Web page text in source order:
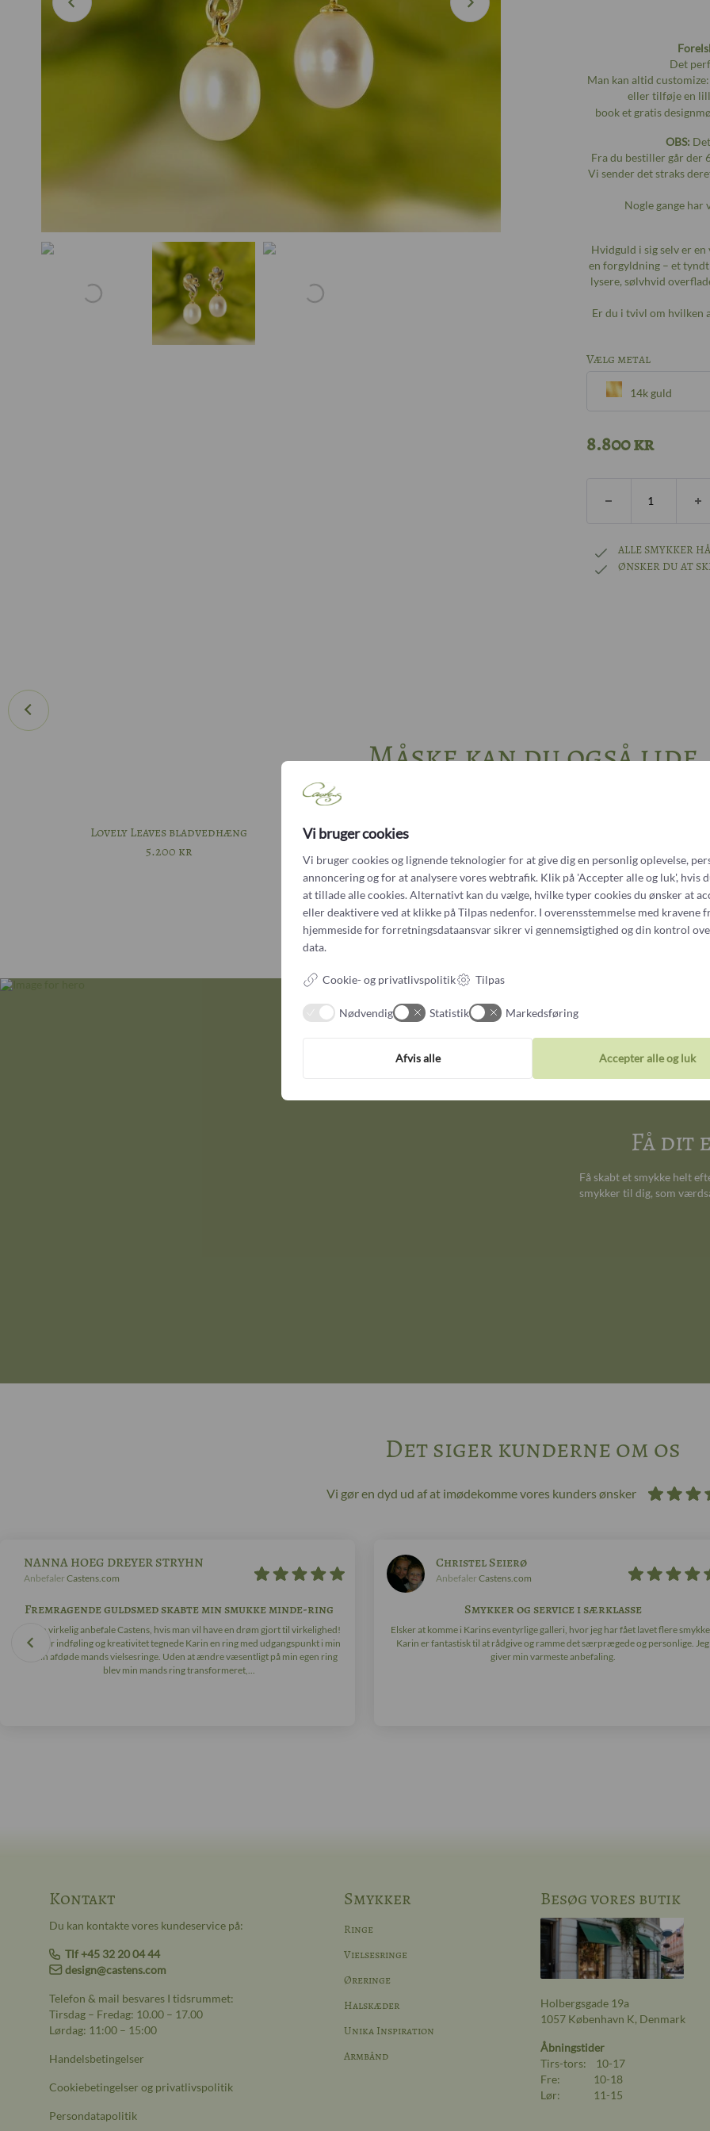
Det
Man kan altid
eller tilføje en
book et gratis
OBS:
Fra du bestiller går der
Vi sender det straks
Nogle gange har
Hvidguld i sig selv er
en forgyldning – et
lysere, sølvhvid
Er du i tvivl om hvilken
Vælg metal
18k guld
Andet?Other?Book
14k guld
8.800kr
ALLE SMYKKER
ØNSKER DU AT
Måske kan du også lide
Lovely Leaves bladvedhæng
5.200 kr
Udsolgt
Venus stor rund perlering
Få dit
Få skabt et smykke helt
smykker til dig, som
Det siger kunderne om os
Vi gør en dyd ud af at imødekomme vores kunders ønsker
NANNA HOEG DREYER STRYHN
Anbefaler Castens.com
Fremragende guldsmed skabte min smukke minde-ring
Jeg kan virkelig anbefale Castens, hvis man vil have en drøm gjort til virkelighed!
Med stor indføling og kreativitet tegnede Karin en ring med udgangspunkt i min
og min afdøde mands vielsesringe. Uden at ændre væsentligt på min egen ring
blev min mands ring transformeret,...
Christel Seierø
Anbefaler Castens.com
Smykker og service i særklasse
Elsker at komme i Karins eventyrlige galleri, hvor jeg har fået lavet flere
Karin er fantastisk til at rådgive og ramme det særprægede og personlige. Jeg
giver min varmeste anbefaling.
Kontakt
Du kan kontakte vores kundeservice på:
Tlf +45 32 20 04 44
design@castens.com
Telefon & mail besvares I tidsrummet:
Tirsdag – Fredag: 10.00 – 17.00
Lørdag: 11:00 – 15:00
Handelsbetingelser
Cookiebetingelser og privatlivspolitik
Persondatapolitik
Smykker
Ringe
Vielsesringe
Øreringe
Halskæder
Unika Inspiration
Armbånd
Besøg vores butik
Holbergsgade 19a
1057 København K, Denmark
Åbningstider
Tirs-tors: 10-17
Fre: 10-18
Lør: 11-15
Vi bruger cookies
Vi bruger cookies og lignende teknologier for at give dig en personlig oplevelse,
annoncering og for at analysere vores webtrafik. Klik på 'Accepter alle og luk', hvis
at tillade alle cookies. Alternativt kan du vælge, hvilke typer cookies du ønsker at
eller deaktivere ved at klikke på Tilpas nedenfor. I overensstemmelse med kravene
hjemmeside for forretningsdataansvarsikrer vi gennemsigtighed og din kontrol
data.
Cookie- og privatlivspolitik Tilpas
Nødvendig Statistik Markedsføring
Afvis alle Accepter alle og luk